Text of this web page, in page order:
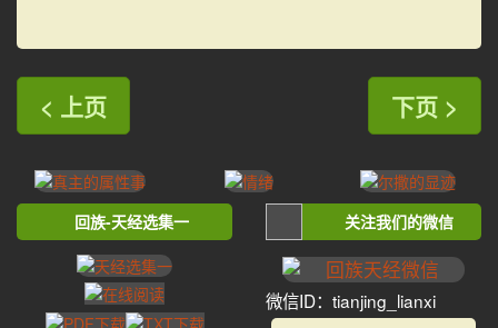
< 上页 下页 >
回族-天经选集一 关注我们的微信
微信ID：tianjing_lianxi